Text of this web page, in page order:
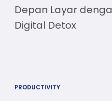
PRODUCTIVITY